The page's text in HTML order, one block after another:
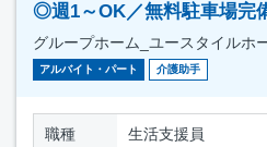
◎週1～OK／無料駐車場完
グループホーム_ユースタイルホ
アルバイト・パート 介護助手
職種 生活支援員